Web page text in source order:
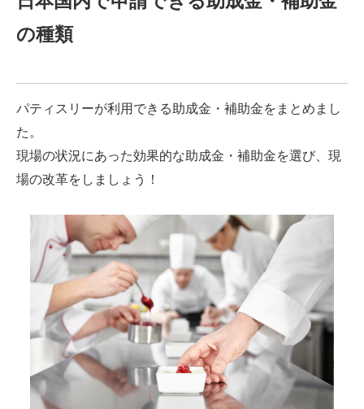
の種類
パティスリーが利用できる助成金・補助金をまとめまし
た。
現場の状況にあった効果的な助成金・補助金を選び、現
場の改革をしましょう！